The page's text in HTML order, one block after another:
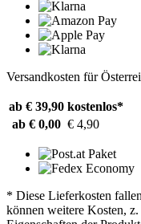
Versandkosten für
ab € 39,90 kostenlos*
ab € 0,00 € 4,90
* Diese Lieferkosten
können weitere Kosten,